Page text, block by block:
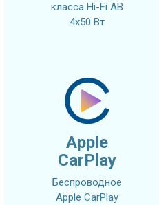
класса Hi-Fi AB
4x50 Вт
Apple
CarPlay
Беспроводное
Apple CarPlay